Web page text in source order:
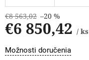
€8 563,02 –20 %
€6 850,42 / ks
Jednotková
cena:
Možnosti doručenia